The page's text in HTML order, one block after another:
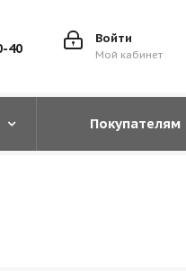
Войти
Мой кабинет
40
Покупателям